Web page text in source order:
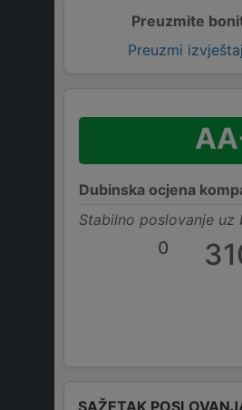
Preuzmite
Preuzmi
Dubinska ocjena
Stabilno poslovanje
0
SAŽETAK